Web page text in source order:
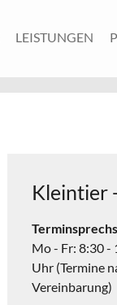
LEISTUNGEN
Kleintier
Mo - Fr: 8:30 -
Uhr (Termine
Vereinbarung)